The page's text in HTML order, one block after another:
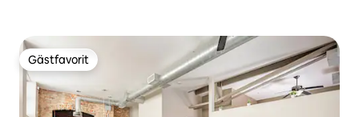
Gästfavorit
Gästfavorit